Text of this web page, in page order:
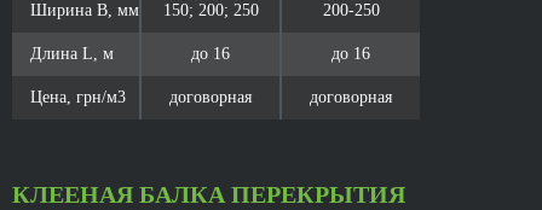
Ширина B, мм 150; 200; 250 200-250
Длина L, м до 16 до 16
Цена, грн/м3 договорная договорная
КЛЕЕНАЯ БАЛКА ПЕРЕКРЫТИЯ